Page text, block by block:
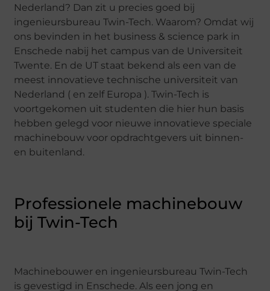
Nederland? Dan zit u precies goed bij
ingenieursbureau Twin-Tech. Waarom? Omdat wij
ons bevinden in het business & science park in
Enschede nabij het campus van de Universiteit
Twente. En de UT staat bekend als een van de
meest innovatieve technische universiteit van
Nederland ( en zelf Europa ). Twin-Tech is
voortgekomen uit studenten die hier hun basis
hebben gelegd voor nieuwe innovatieve speciale
machinebouw voor opdrachtgevers uit binnen-
en buitenland.
Professionele machinebouw
bij Twin-Tech
Machinebouwer en ingenieursbureau Twin-Tech
is gevestigd in Enschede. Als een jong en